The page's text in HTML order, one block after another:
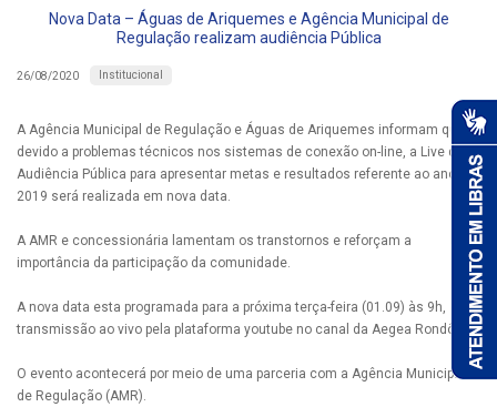
Nova Data – Águas de Ariquemes e Agência Municipal de
Regulação realizam audiência Pública
26/08/2020 Institucional
A Agência Municipal de Regulação e Águas de Ariquemes informam que
devido a problemas técnicos nos sistemas de conexão on-line, a Live da
Audiência Pública para apresentar metas e resultados referente ao ano de
2019 será realizada em nova data.
A AMR e concessionária lamentam os transtornos e reforçam a
importância da participação da comunidade.
A nova data esta programada para a próxima terça-feira (01.09) às 9h,
transmissão ao vivo pela plataforma youtube no canal da Aegea Rondônia.
O evento acontecerá por meio de uma parceria com a Agência Municipal
de Regulação (AMR).